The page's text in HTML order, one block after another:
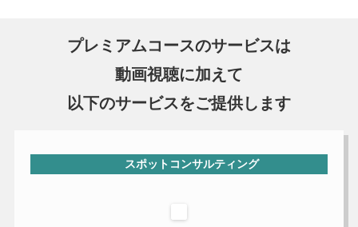
プレミアムコースのサービスは
動画視聴に加えて
以下のサービスをご提供します
スポットコンサルティング